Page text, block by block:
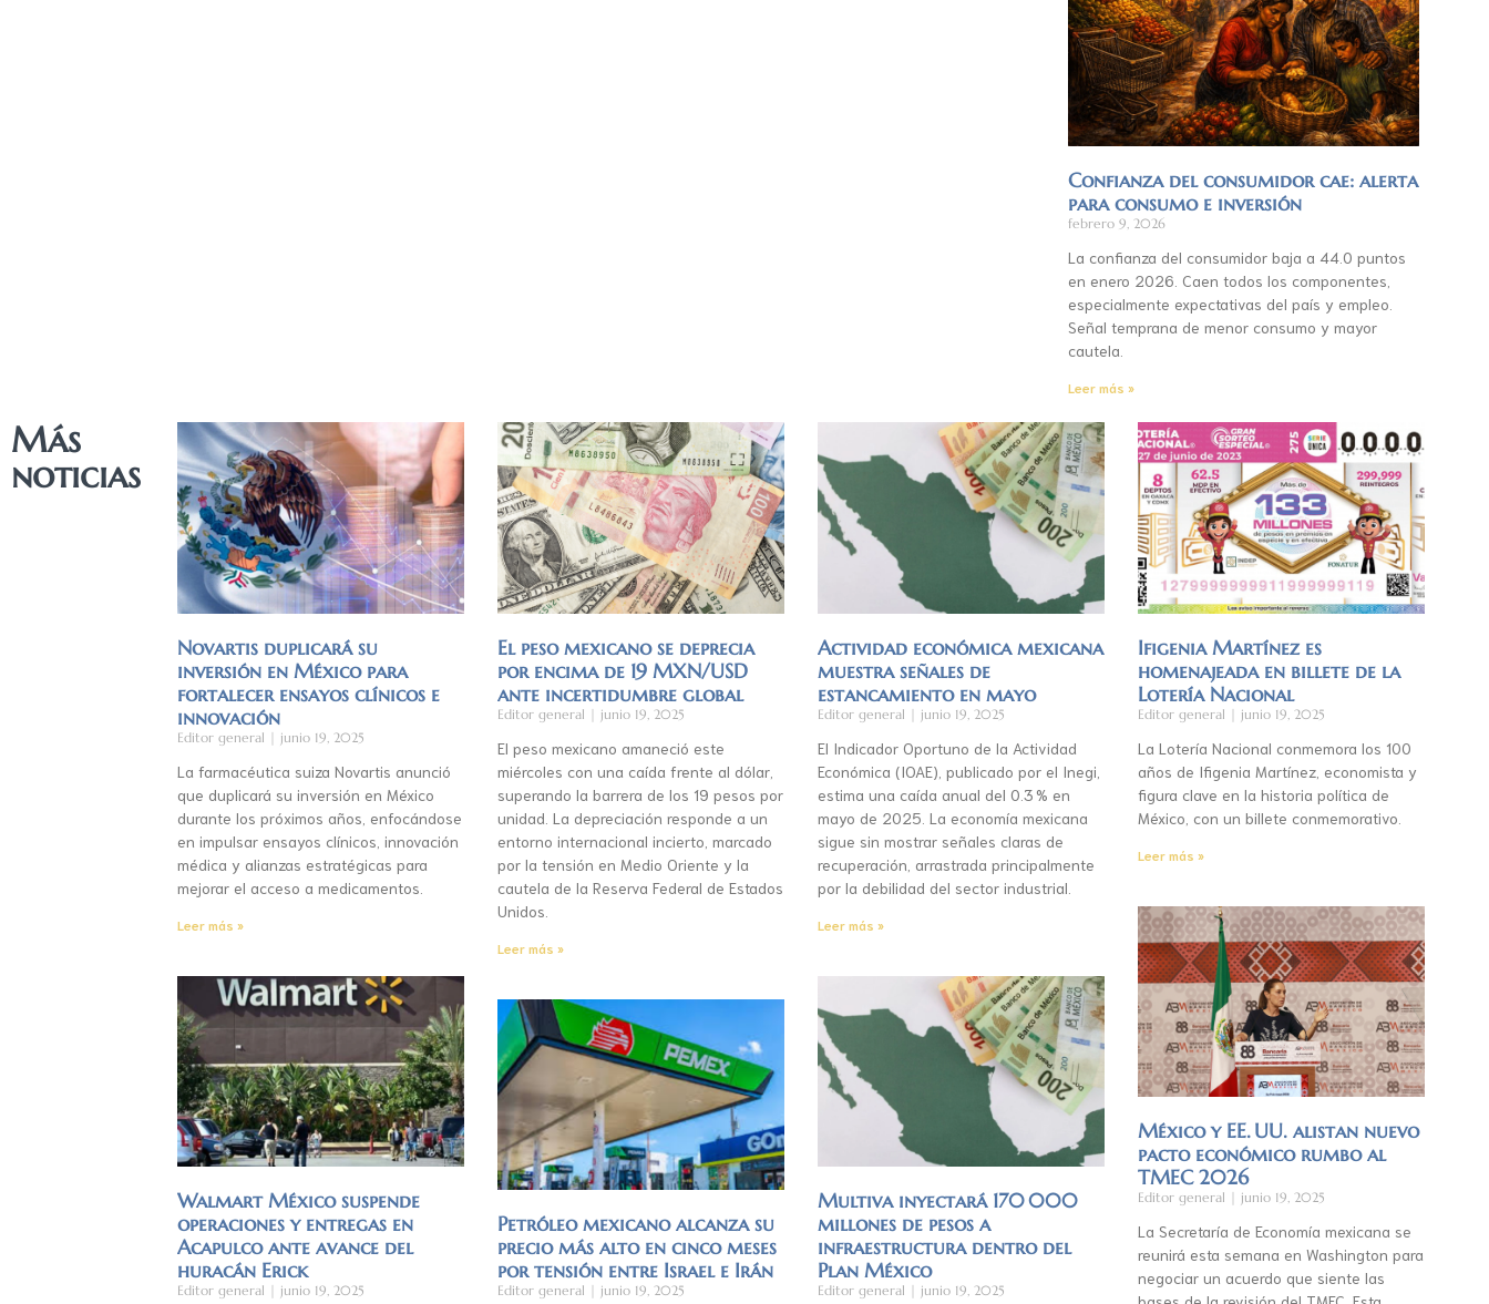
Confianza del consumidor cae: alerta
para consumo e inversión
febrero 9, 2026
La confianza del consumidor baja a 44.0 puntos
en enero 2026. Caen todos los componentes,
especialmente expectativas del país y empleo.
Señal temprana de menor consumo y mayor
cautela.
Leer más »
Más
noticias
Novartis duplicará su
inversión en México para
fortalecer ensayos clínicos e
innovación
Editor general junio 19, 2025
La farmacéutica suiza Novartis anunció
que duplicará su inversión en México
durante los próximos años, enfocándose
en impulsar ensayos clínicos, innovación
médica y alianzas estratégicas para
mejorar el acceso a medicamentos.
Leer más »
El peso mexicano se deprecia
por encima de 19 MXN/USD
ante incertidumbre global
Editor general junio 19, 2025
El peso mexicano amaneció este
miércoles con una caída frente al dólar,
superando la barrera de los 19 pesos por
unidad. La depreciación responde a un
entorno internacional incierto, marcado
por la tensión en Medio Oriente y la
cautela de la Reserva Federal de Estados
Unidos.
Leer más »
Actividad económica mexicana
muestra señales de
estancamiento en mayo
Editor general junio 19, 2025
El Indicador Oportuno de la Actividad
Económica (IOAE), publicado por el Inegi,
estima una caída anual del 0.3 % en
mayo de 2025. La economía mexicana
sigue sin mostrar señales claras de
recuperación, arrastrada principalmente
por la debilidad del sector industrial.
Leer más »
Ifigenia Martínez es
homenajeada en billete de la
Lotería Nacional
Editor general junio 19, 2025
La Lotería Nacional conmemora los 100
años de Ifigenia Martínez, economista y
figura clave en la historia política de
México, con un billete conmemorativo.
Leer más »
Walmart México suspende
operaciones y entregas en
Acapulco ante avance del
huracán Erick
Editor general junio 19, 2025
Petróleo mexicano alcanza su
precio más alto en cinco meses
por tensión entre Israel e Irán
Editor general junio 19, 2025
Multiva inyectará 170 000
millones de pesos a
infraestructura dentro del
Plan México
Editor general junio 19, 2025
México y EE. UU. alistan nuevo
pacto económico rumbo al
TMEC 2026
Editor general junio 19, 2025
La Secretaría de Economía mexicana se
reunirá esta semana en Washington para
negociar un acuerdo que siente las